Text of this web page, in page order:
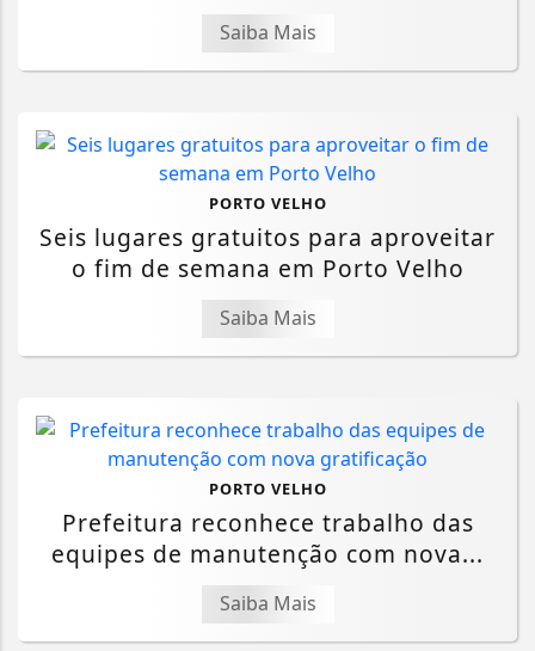
Saiba Mais
PORTO VELHO
Seis lugares gratuitos para aproveitar
o fim de semana em Porto Velho
Saiba Mais
PORTO VELHO
Prefeitura reconhece trabalho das
equipes de manutenção com nova...
Saiba Mais